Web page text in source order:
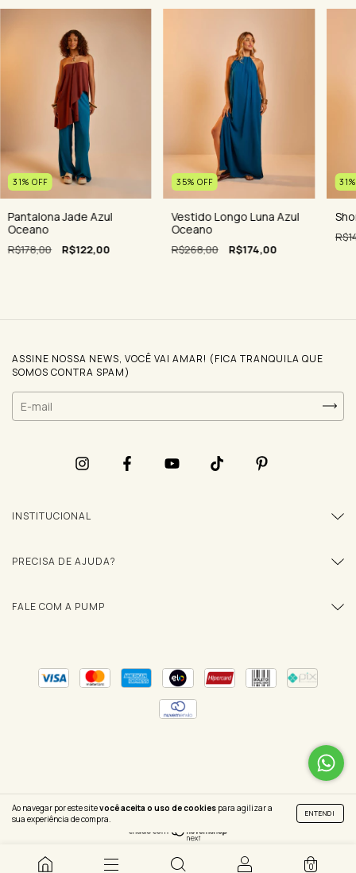
Ao navegar por este sitevocê aceita o uso de cookies para agilizar a
sua experiência de compra.
ENTENDI
0
31% OFF
Pantalona Jade Azul
Oceano
R$178,00 R$122,00
35% OFF
Vestido Longo Luna Azul
Oceano
R$268,00 R$174,00
31
ASSINE NOSSA NEWS, VOCÊ VAI AMAR! (FICA TRANQUILA QUE
SOMOS CONTRA SPAM)
INSTITUCIONAL
PRECISA DE AJUDA?
FALE COM A PUMP
Copyright PUMP - 22509126000129 - 2026. Todos os direitos reservados.